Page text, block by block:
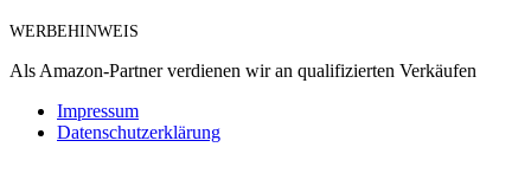
WERBEHINWEIS
Als Amazon-Partner verdienen wir an qualifizierten Verkäufen
Impressum
Datenschutzerklärung